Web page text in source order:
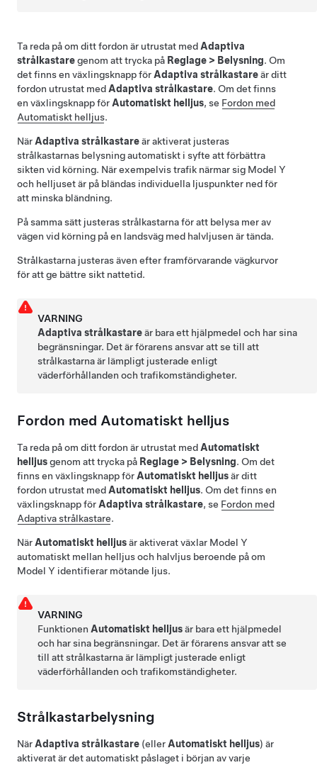
Ta reda på om ditt fordon är utrustat med Adaptiva
strålkastaregenom att trycka på Reglage > Belysning. Om
det finns en växlingsknapp för Adaptiva strålkastareär ditt
fordon utrustat med Adaptiva strålkastare. Om det finns
en växlingsknapp för Automatiskt helljus, se Fordon med
Automatiskt helljus.
När Adaptiva strålkastareär aktiverat justeras
strålkastarnas belysning automatiskt i syfte att förbättra
sikten vid körning. När exempelvis trafik närmar sig Model Y
och helljuset är på bländas individuella ljuspunkter ned för
att minska bländning.
På samma sätt justeras strålkastarna för att belysa mer av
vägen vid körning på en landsväg med halvljusen är tända.
Strålkastarna justeras även efter framförvarande vägkurvor
för att ge bättre sikt nattetid.
VARNING
Adaptiva strålkastareär bara ett hjälpmedel och har sina
begränsningar. Det är förarens ansvar att se till att
strålkastarna är lämpligt justerade enligt
väderförhållanden och trafikomständigheter.
Fordon med Automatiskt helljus
Ta reda på om ditt fordon är utrustat med Automatiskt
helljusgenom att trycka på Reglage > Belysning. Om det
finns en växlingsknapp för Automatiskt helljusär ditt
fordon utrustat med Automatiskt helljus. Om det finns en
växlingsknapp för Adaptiva strålkastare, se Fordon med
Adaptiva strålkastare.
När Automatiskt helljusär aktiverat växlar Model Y
automatiskt mellan helljus och halvljus beroende på om
Model Y identifierar mötande ljus.
VARNING
Funktionen Automatiskt helljusär bara ett hjälpmedel
och har sina begränsningar. Det är förarens ansvar att se
till att strålkastarna är lämpligt justerade enligt
väderförhållanden och trafikomständigheter.
Strålkastarbelysning
När Adaptiva strålkastare (eller Automatiskt helljus) är
aktiverat är det automatiskt påslaget i början av varje